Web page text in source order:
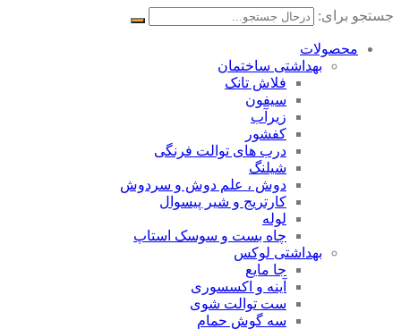
جستجو برای:
محصولات
بهداشتی ساختمان
فلاش تانک
سیفون
زیرآب
کفشور
درب های توالت فرنگی
شیلنگ
دوش ، علم دوش و سردوش
کارتریج و شیر پیسوال
لوله
چاه بست و سوسک استاپ
بهداشتی لوکس
جا مایع
آینه و اکسسوری
ست توالت شوی
سه گوش حمام